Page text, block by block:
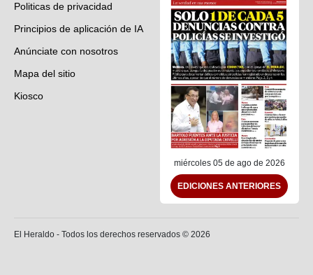
Politicas de privacidad
Principios de aplicación de IA
Anúnciate con nosotros
Mapa del sitio
Kiosco
miércoles 05 de ago de 2026
EDICIONES ANTERIORES
El Heraldo - Todos los derechos reservados © 2026